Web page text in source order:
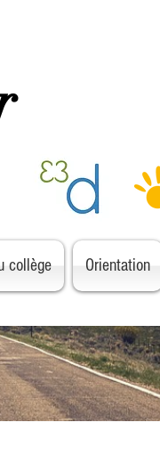
collège Orientation